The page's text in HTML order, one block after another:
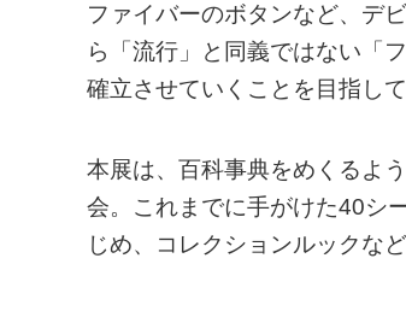
ファイバーのボタンなど、デ
ら「流行」と同義ではない「
確立させていくことを目指して
本展は、百科事典をめくるよ
会。これまでに手がけた40シ
じめ、コレクションルックな